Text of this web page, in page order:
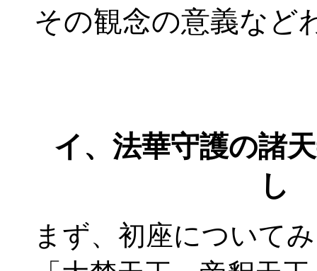
その観念の意義など
イ、法華守護の諸
し
まず、初座について